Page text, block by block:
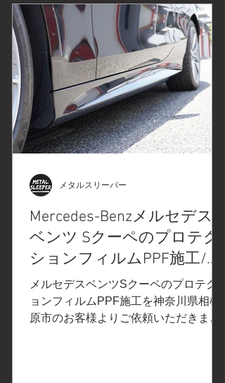
プ、エンブレムの「O」をマシンカッ
ト ネンダー処理で異物の除去、超微粒
子コンパウンドで軽研磨、脱脂。サイ
ドスカートのカーラッピングフィルム
施工 リアバンパーのストライプ施工 エ
ンブレムのカラーチェンジ カーラッピ
ングフィルム施工箇所を、コーティン
グ仕上げ Before After Before After
Before After Before After Before After
伴い、エンブレムもカラーチェンジ。
した。 この度は、日産ジュークニスモ
のカーラッピングフィルム施工/ストラ
イプのカラーチェンジをご依頼いただ
来店
Mercedes-Benzメルセデス
ベンツ Sクーペのプロテク
ションフィルムPPF施工/フ
ロントガラスの飛び石保護/
神奈川県相模原市Y様
メルセデスベンツSクーペのプロテクシ
ョンフィルムPPF施工を神奈川県相模
原市のお客様よりご依頼いただきまし
メタルスリーパー